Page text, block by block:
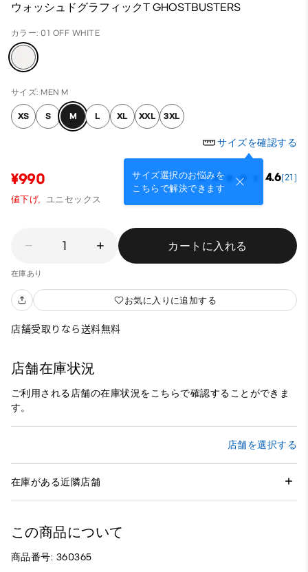
ウォッシュドグラフィックT GHOSTBUSTERS
カラー: 01 OFF WHITE
サイズ: MEN M
XS S M L XL XXL 3XL
サイズを確認する
サイズ選択のお悩みを
こちらで解決できます
¥990 4.6(21)
値下げ, ユニセックス
1 カートに入れる
在庫あり
お気に入りに追加する
店舗受取りなら送料無料
店舗在庫状況
ご利用される店舗の在庫状況をこちらで確認することができま
す。
店舗を選択する
在庫がある近隣店舗
この商品について
商品番号: 360365